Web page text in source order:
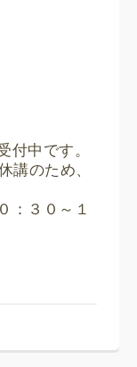
付中です。
講のため、
：３０～１